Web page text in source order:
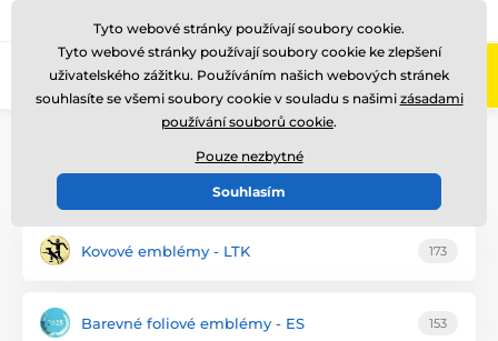
Zavolejte nám (Po-Pá 8-17)
Emblémy kočky
Kovové emblémy - LTK 173
Barevné foliové emblémy - ES 153
Tyto webové stránky používají soubory cookie.
Tyto webové stránky používají soubory cookie ke zlepšení
uživatelského zážitku. Používáním našich webových stránek
souhlasíte se všemi soubory cookie v souladu s našimi zásadami
používání souborů cookie.
Pouze nezbytné
Souhlasím